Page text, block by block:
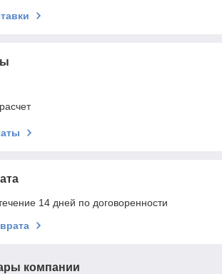
14 дней по договоренности
компании